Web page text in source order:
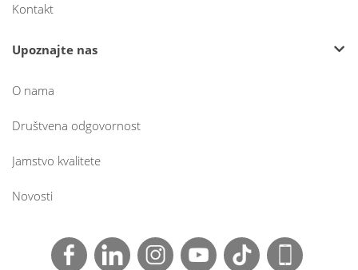
Kontakt
Upoznajte nas
O nama
Društvena odgovornost
Jamstvo kvalitete
Novosti